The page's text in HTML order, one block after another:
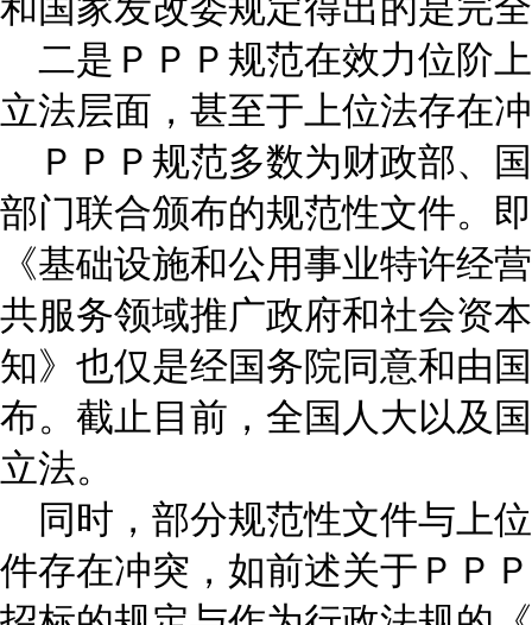
和国家发改委规定得出的是完
二是ＰＰＰ规范在效力位阶
立法层面，甚至于上位法存在
ＰＰＰ规范多数为财政部、
部门联合颁布的规范性文件。
《基础设施和公用事业特许经
共服务领域推广政府和社会资
知》也仅是经国务院同意和由
布。截止目前，全国人大以及
立法。
同时，部分规范性文件与上
件存在冲突，如前述关于ＰＰ